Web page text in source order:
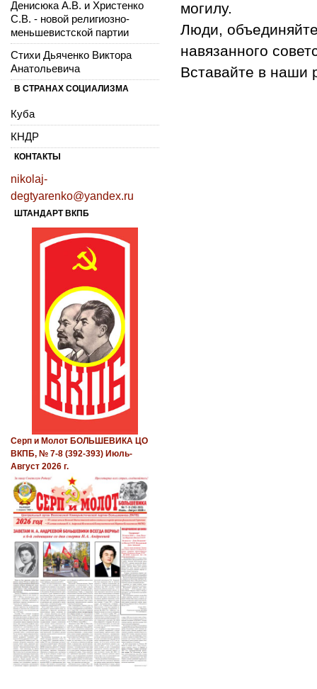
могилу.
Люди,
навязанного
Вставайте в наши
Денисюка А.В. и Христенко
С.В. - новой религиозно-
меньшевистской партии
Стихи Дьяченко Виктора
Анатольевича
В СТРАНАХ СОЦИАЛИЗМА
Куба
КНДР
КОНТАКТЫ
nikolaj-
degtyarenko@yandex.ru
ШТАНДАРТ ВКПБ
Серп и Молот БОЛЬШЕВИКА ЦО
ВКПБ, № 7-8 (392-393) Июль-
Август 2026 г.